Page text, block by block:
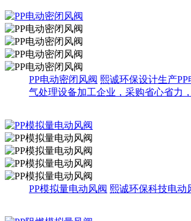
PP电动密闭风阀 熙诚环保设计生产
气处理设备加工企业，采购省心省力
PP模拟量电动风阀 熙诚环保科技电动